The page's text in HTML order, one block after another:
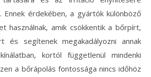
Ennek érdekében, a gyártók különböző
használnak, amik csökkentik a bőrpírt,
és segítenek megakadályozni annak
kortól függetlenül mindenki
a bőrápolás fontossága nincs időhöz